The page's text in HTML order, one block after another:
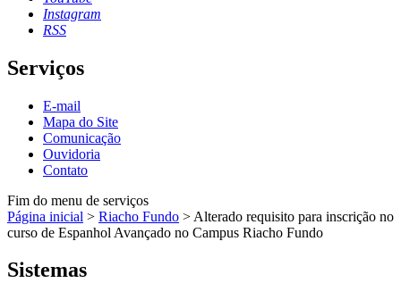
Instagram
RSS
Serviços
E-mail
Mapa do Site
Comunicação
Ouvidoria
Contato
Fim do menu de serviços
Página inicial > Riacho Fundo > Alterado requisito para inscrição no
curso de Espanhol Avançado no Campus Riacho Fundo
Sistemas